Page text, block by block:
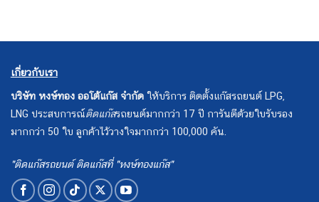
เกี่ยวกับเรา
บริษัท หงษ์ทอง ออโต้แก๊ส จำกัด ให้บริการ ติดตั้งแก๊สรถยนต์ LPG,
LNG ประสบการณ์ติดแก๊สรถยนต์มากกว่า 17 ปี การันตีด้วยใบรับรอง
มากกว่า 50 ใบ ลูกค้าไว้วางใจมากกว่า 100,000 คัน.
"ติดแก๊สรถยนต์ ติดแก๊สที่ "หงษ์ทองแก๊ส"